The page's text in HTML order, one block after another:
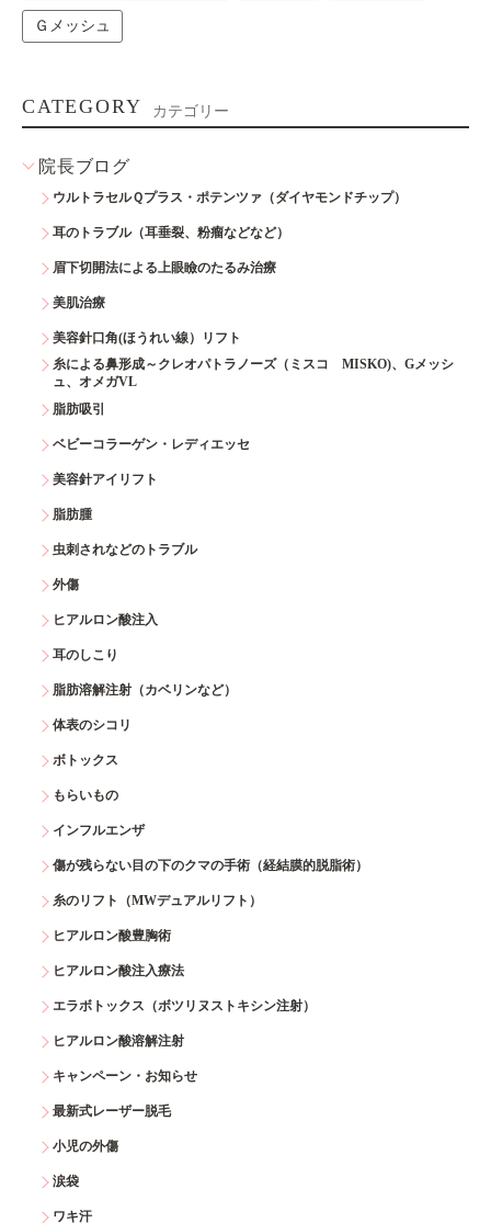
Ｇメッシュ
CATEGORY カテゴリー
院長ブログ
ウルトラセルＱプラス・ポテンツァ（ダイヤモンドチップ）
耳のトラブル（耳垂裂、粉瘤などなど）
眉下切開法による上眼瞼のたるみ治療
美肌治療
美容針口角(ほうれい線）リフト
糸による鼻形成～クレオパトラノーズ（ミスコ MISKO)、Gメッシ
ュ、オメガVL
脂肪吸引
ベビーコラーゲン・レディエッセ
美容針アイリフト
脂肪腫
虫刺されなどのトラブル
外傷
ヒアルロン酸注入
耳のしこり
脂肪溶解注射（カベリンなど）
体表のシコリ
ボトックス
もらいもの
インフルエンザ
傷が残らない目の下のクマの手術（経結膜的脱脂術）
糸のリフト（MWデュアルリフト）
ヒアルロン酸豊胸術
ヒアルロン酸注入療法
エラボトックス（ボツリヌストキシン注射）
ヒアルロン酸溶解注射
キャンペーン・お知らせ
最新式レーザー脱毛
小児の外傷
涙袋
ワキ汗